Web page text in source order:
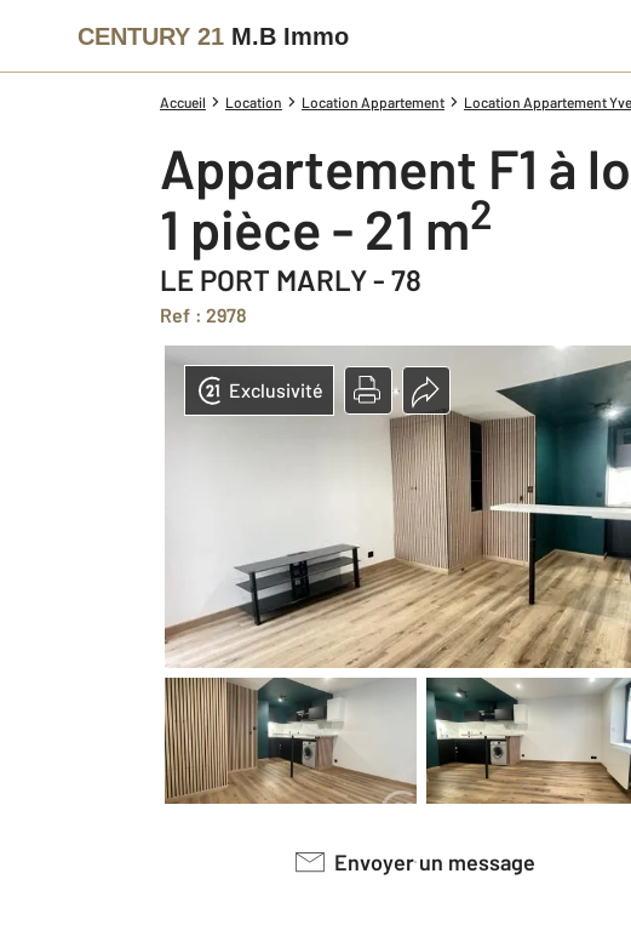
CENTURY 21 M.B Immo
Accueil Location Location Appartement Location Appartement
Appartement F1 à
1 pièce - 21 m2
LE PORT MARLY - 78
Ref : 2978
Exclusivité
Envoyer un message